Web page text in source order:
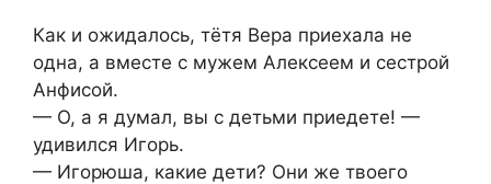
Как и ожидалось, тётя Вера приехала не
одна, а вместе с мужем Алексеем и сестрой
Анфисой.
— О, а я думал, вы с детьми приедете! —
удивился Игорь.
— Игорюша, какие дети? Они же твоего